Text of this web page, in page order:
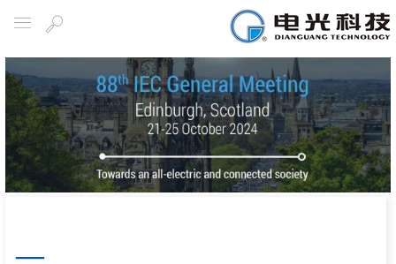
Navigation
Search